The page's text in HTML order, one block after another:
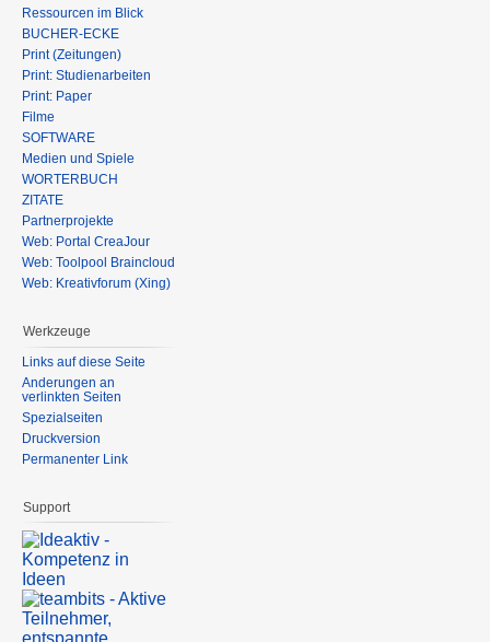
Ressourcen im Blick
BÜCHER-ECKE
Print (Zeitungen)
Print: Studienarbeiten
Print: Paper
Filme
SOFTWARE
Medien und Spiele
WÖRTERBUCH
ZITATE
Partnerprojekte
Web: Portal CreaJour
Web: Toolpool Braincloud
Web: Kreativforum (Xing)
Werkzeuge
Links auf diese Seite
Änderungen an
verlinkten Seiten
Spezialseiten
Druckversion
Permanenter Link
Support